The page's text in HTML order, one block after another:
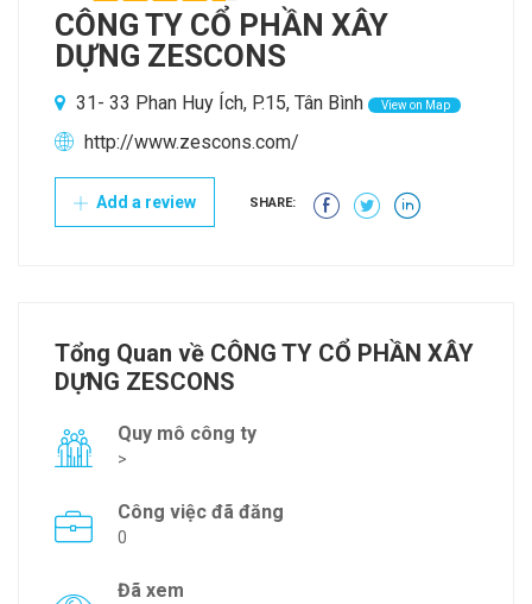
CÔNG TY CỔ PHẦN XÂY
DỰNG ZESCONS
31- 33 Phan Huy Ích, P.15, Tân Bình View on Map
http://www.zescons.com/
Add a review SHARE:
Tổng Quan về CÔNG TY CỔ PHẦN XÂY
DỰNG ZESCONS
Quy mô công ty
>
Công việc đã đăng
0
Đã xem